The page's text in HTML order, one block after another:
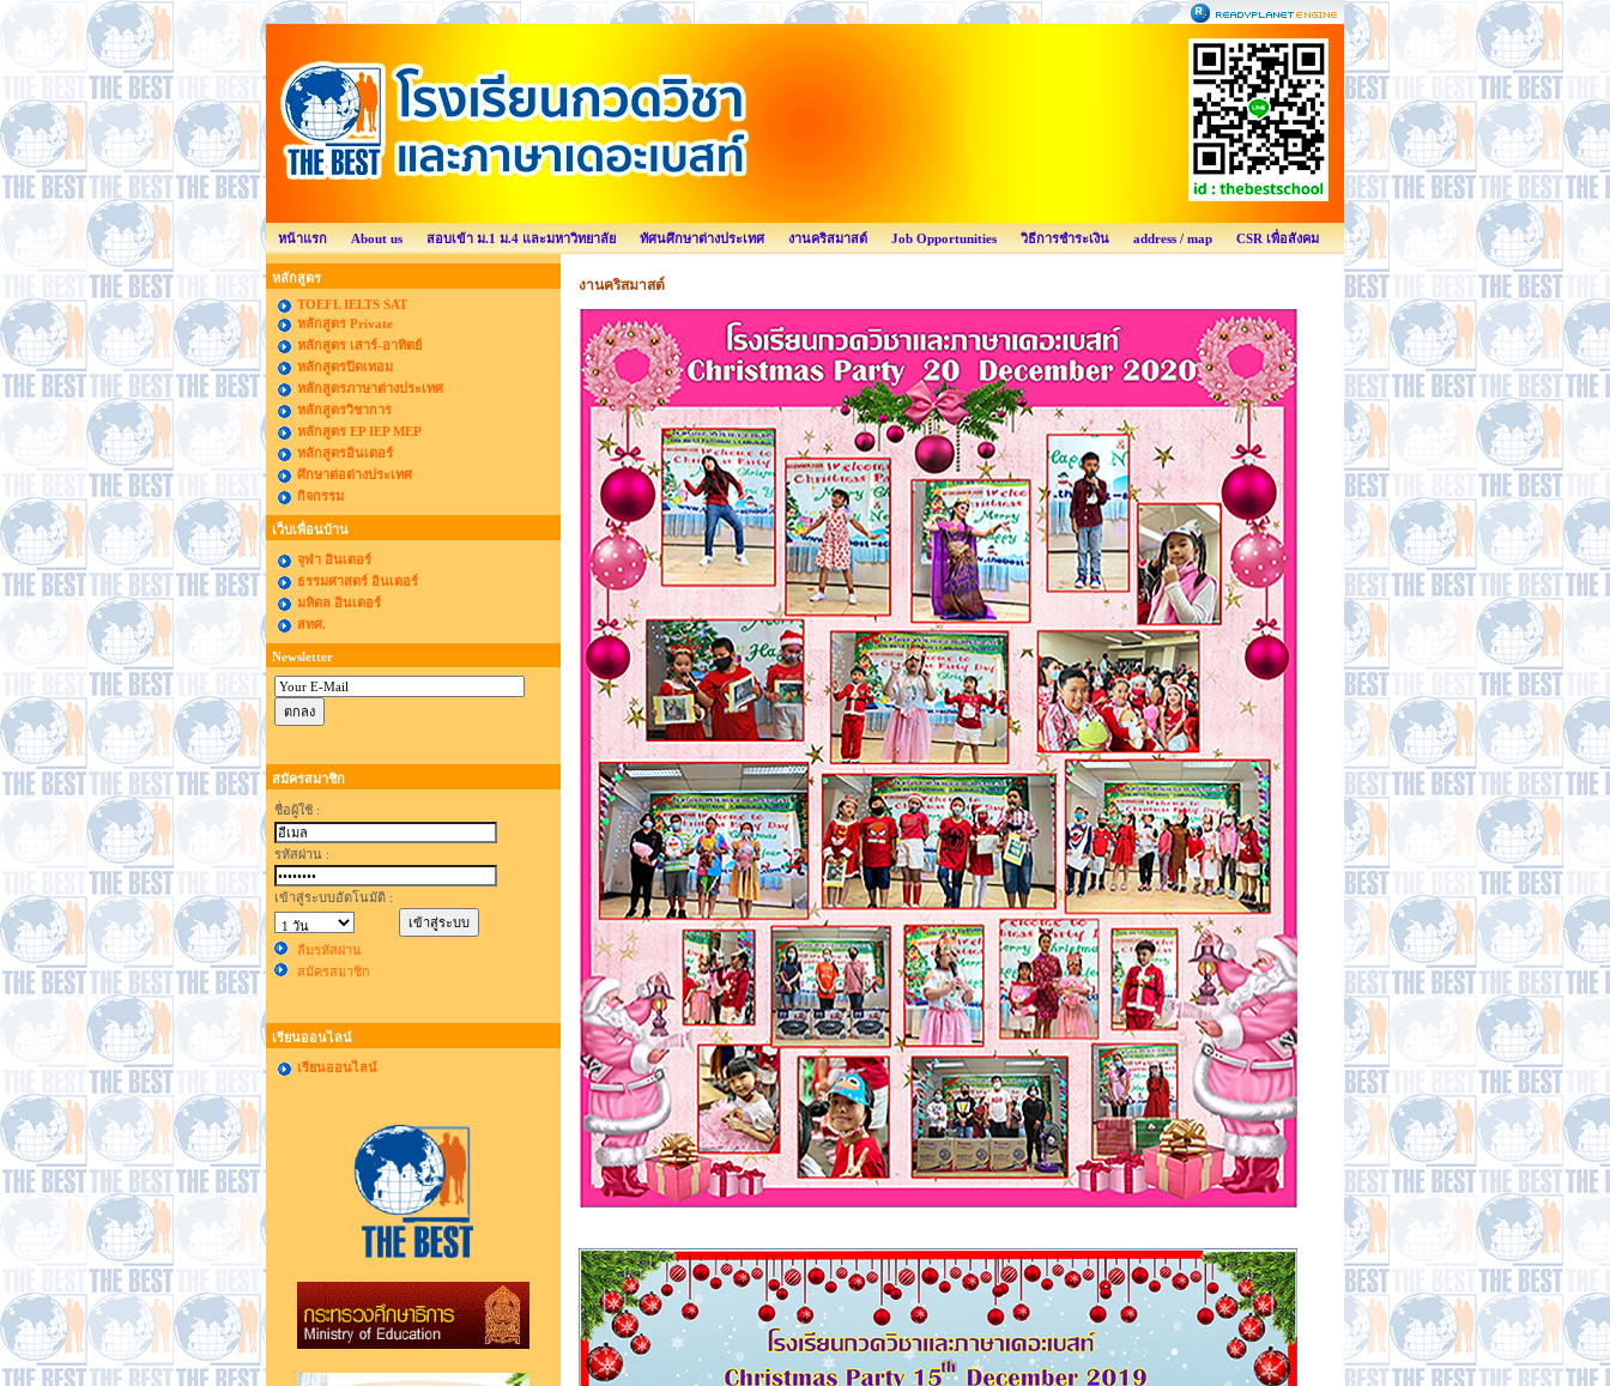
หน้าแรก About us สอบเข้า ม.1 ม.4 และมหาวิทยาลัย ทัศนศึกษาต่างประเทศ งานคริสมาสต์ Job Opportunities วิธีการชำระเงิน address / map CSR เพื่อสังคม
หลักสูตร
TOEFL IELTS SAT
หลักสูตร Private
หลักสูตร เสาร์-อาทิตย์
หลักสูตรปิดเทอม
หลักสูตรภาษาต่างประเทศ
หลักสูตรวิชาการ
หลักสูตร EP IEP MEP
หลักสูตรอินเตอร์
ศึกษาต่อต่างประเทศ
กิจกรรม
เว็บเพื่อนบ้าน
จุฬา อินเตอร์
ธรรมศาสตร์ อินเตอร์
มหิดล อินเตอร์
สทศ.
Newsletter
สมัครสมาชิก
ชื่อผู้ใช้ :
รหัสผ่าน :
เข้าสู่ระบบอัตโนมัติ :
ลืมรหัสผ่าน
สมัครสมาชิก
เรียนออนไลน์
เรียนออนไลน์
งานคริสมาสต์